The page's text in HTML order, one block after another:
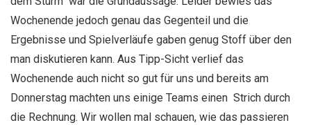
Wochenende jedoch genau das Gegenteil und die
Ergebnisse und Spielverläufe gaben genug Stoff über den
man diskutieren kann. Aus Tipp-Sicht verlief das
Wochenende auch nicht so gut für uns und bereits am
Donnerstag machten uns einige Teams einen Strich durch
die Rechnung. Wir wollen mal schauen, wie das passieren